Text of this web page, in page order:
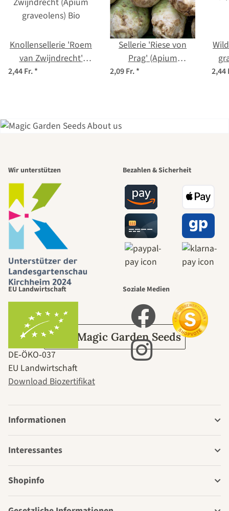
Knollensellerie 'Roem
van Zwijndrecht'
(Apium graveolens)
2,44 Fr.*
Sellerie 'Riese von
Prag' (Apium
graveolens) Samen
2,09 Fr.* 2,44
schönsten
Wege zu uns
selbst führt
durch den
Garten
Über Magic Garden Seeds
Wir unterstützen Bezahlen & Sicherheit
EU Landwirtschaft
DE‑ÖKO‑037
EU Landwirtschaft
Download Biozertifikat
Soziale Medien
Informationen
Interessantes
Shopinfo